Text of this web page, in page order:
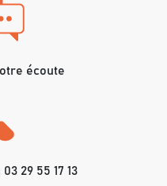
écoute
29 55 17 13